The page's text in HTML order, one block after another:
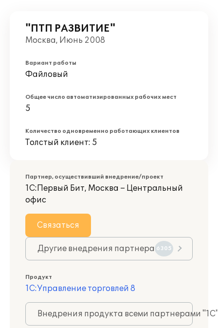
"ПТП РАЗВИТИЕ"
Москва, Июнь 2008
Вариант работы
Файловый
Общее число автоматизированных рабочих мест
5
Количество одновременно работающих клиентов
Толстый клиент: 5
Партнер, осуществивший внедрение/проект
1С:Первый Бит, Москва – Центральный
офис
Связаться
Другие внедрения партнера 6305
Продукт
1С:Управление торговлей 8
Внедрения продукта всеми партнерами